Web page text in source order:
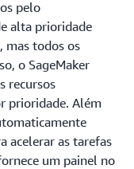
pelo
alta prioridade
mas todos os
o SageMaker
recursos
prioridade. Além
acelerar as tarefas
um painel no